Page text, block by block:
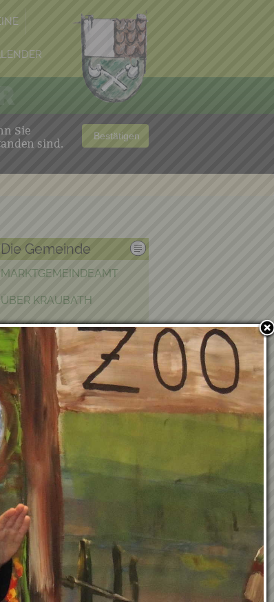
Sie
sind.
Bestätigen
Die Gemeinde
MARKTGEMEINDEAMT
ÜBER KRAUBATH
GEMEINDETAGEBUCH
EHRENBÜRGER UND
EHRENRINGTRÄGER
POLITIK IN KRAUBATH
BAUEN & WOHNEN
PFARRE
PARTNERGEMEINDE
FOTOGALERIE